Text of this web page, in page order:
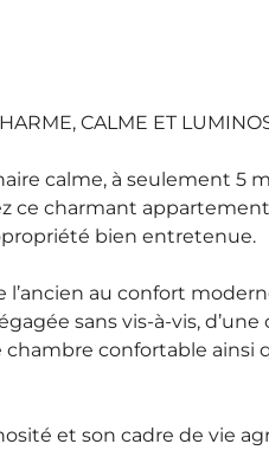
CALME ET
calme, à seulement 5
ce charmant
bien entretenue.
au confort
sans vis-à-vis, d’une
confortable ainsi
et son cadre de vie